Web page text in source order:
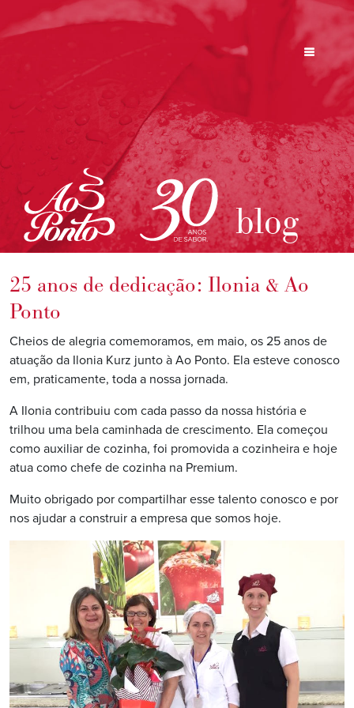
blog
25 anos de dedicação: Ilonia & Ao
Ponto
Cheios de alegria comemoramos, em maio, os 25 anos de
atuação da Ilonia Kurz junto à Ao Ponto. Ela esteve conosco
em, praticamente, toda a nossa jornada.
A Ilonia contribuiu com cada passo da nossa história e
trilhou uma bela caminhada de crescimento. Ela começou
como auxiliar de cozinha, foi promovida a cozinheira e hoje
atua como chefe de cozinha na Premium.
Muito obrigado por compartilhar esse talento conosco e por
nos ajudar a construir a empresa que somos hoje.